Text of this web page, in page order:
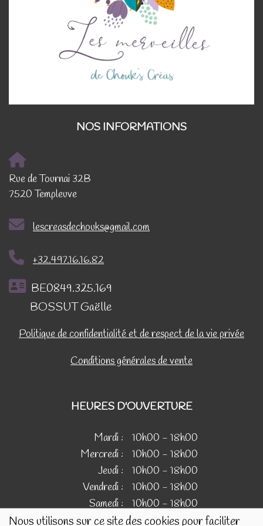
Nous utilisons sur ce site des cookies pour faciliter
NOS INFORMATIONS
Rue de Tournai 32B
7520 Templeuve
lescreasdechouks@gmail.com
+32.497.16.16.82
BE0849.325.169
BOSSUT Gaëlle
Politique de confidentialité et de respect de la vie privée
Conditions générales de vente
HEURES D'OUVERTURE
Mardi :
10h00 - 18h00
Mercredi :
10h00 - 18h00
Jeudi :
10h00 - 18h00
Vendredi :
10h00 - 18h00
Samedi :
10h00 - 18h00